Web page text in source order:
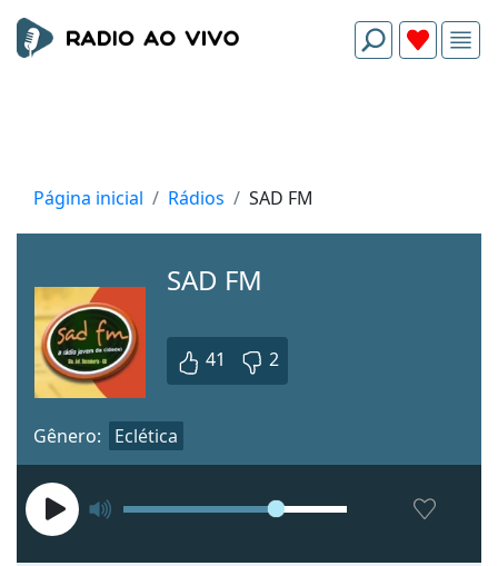
Página inicial Rádios SAD FM
SAD FM
41 2
Gênero: Eclética